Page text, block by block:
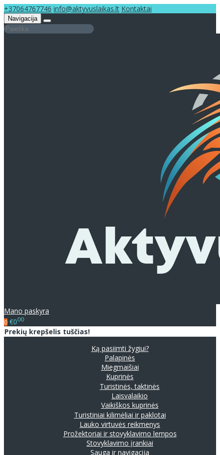
+37064767746 info@aktyvuslaikas.lt Kontaktai
Navigacija
Mano paskyra
0 €000
Prekių krepšelis tuščias!
Ką pasiimti žygiui?
Palapinės
Miegmaišiai
Kuprinės
Turistinės, taktinės
Laisvalaikio
Vaikiškos kuprinės
Turistiniai kilimėliai ir paklotai
Lauko virtuvės reikmenys
Prožektoriai ir stovyklavimo lempos
Stovyklavimo įrankiai
Sauga ir navigacija